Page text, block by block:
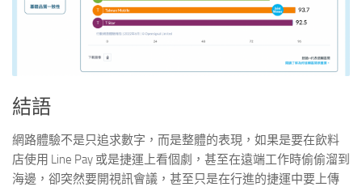
結語
網路體驗不是只追求數字，而是整體的表現，如果是要在飲料
店使用 Line Pay 或是捷運上看個劇，甚至在遠端工作時偷偷溜到
海邊，卻突然要開視訊會議，甚至只是在行進的捷運中要上傳